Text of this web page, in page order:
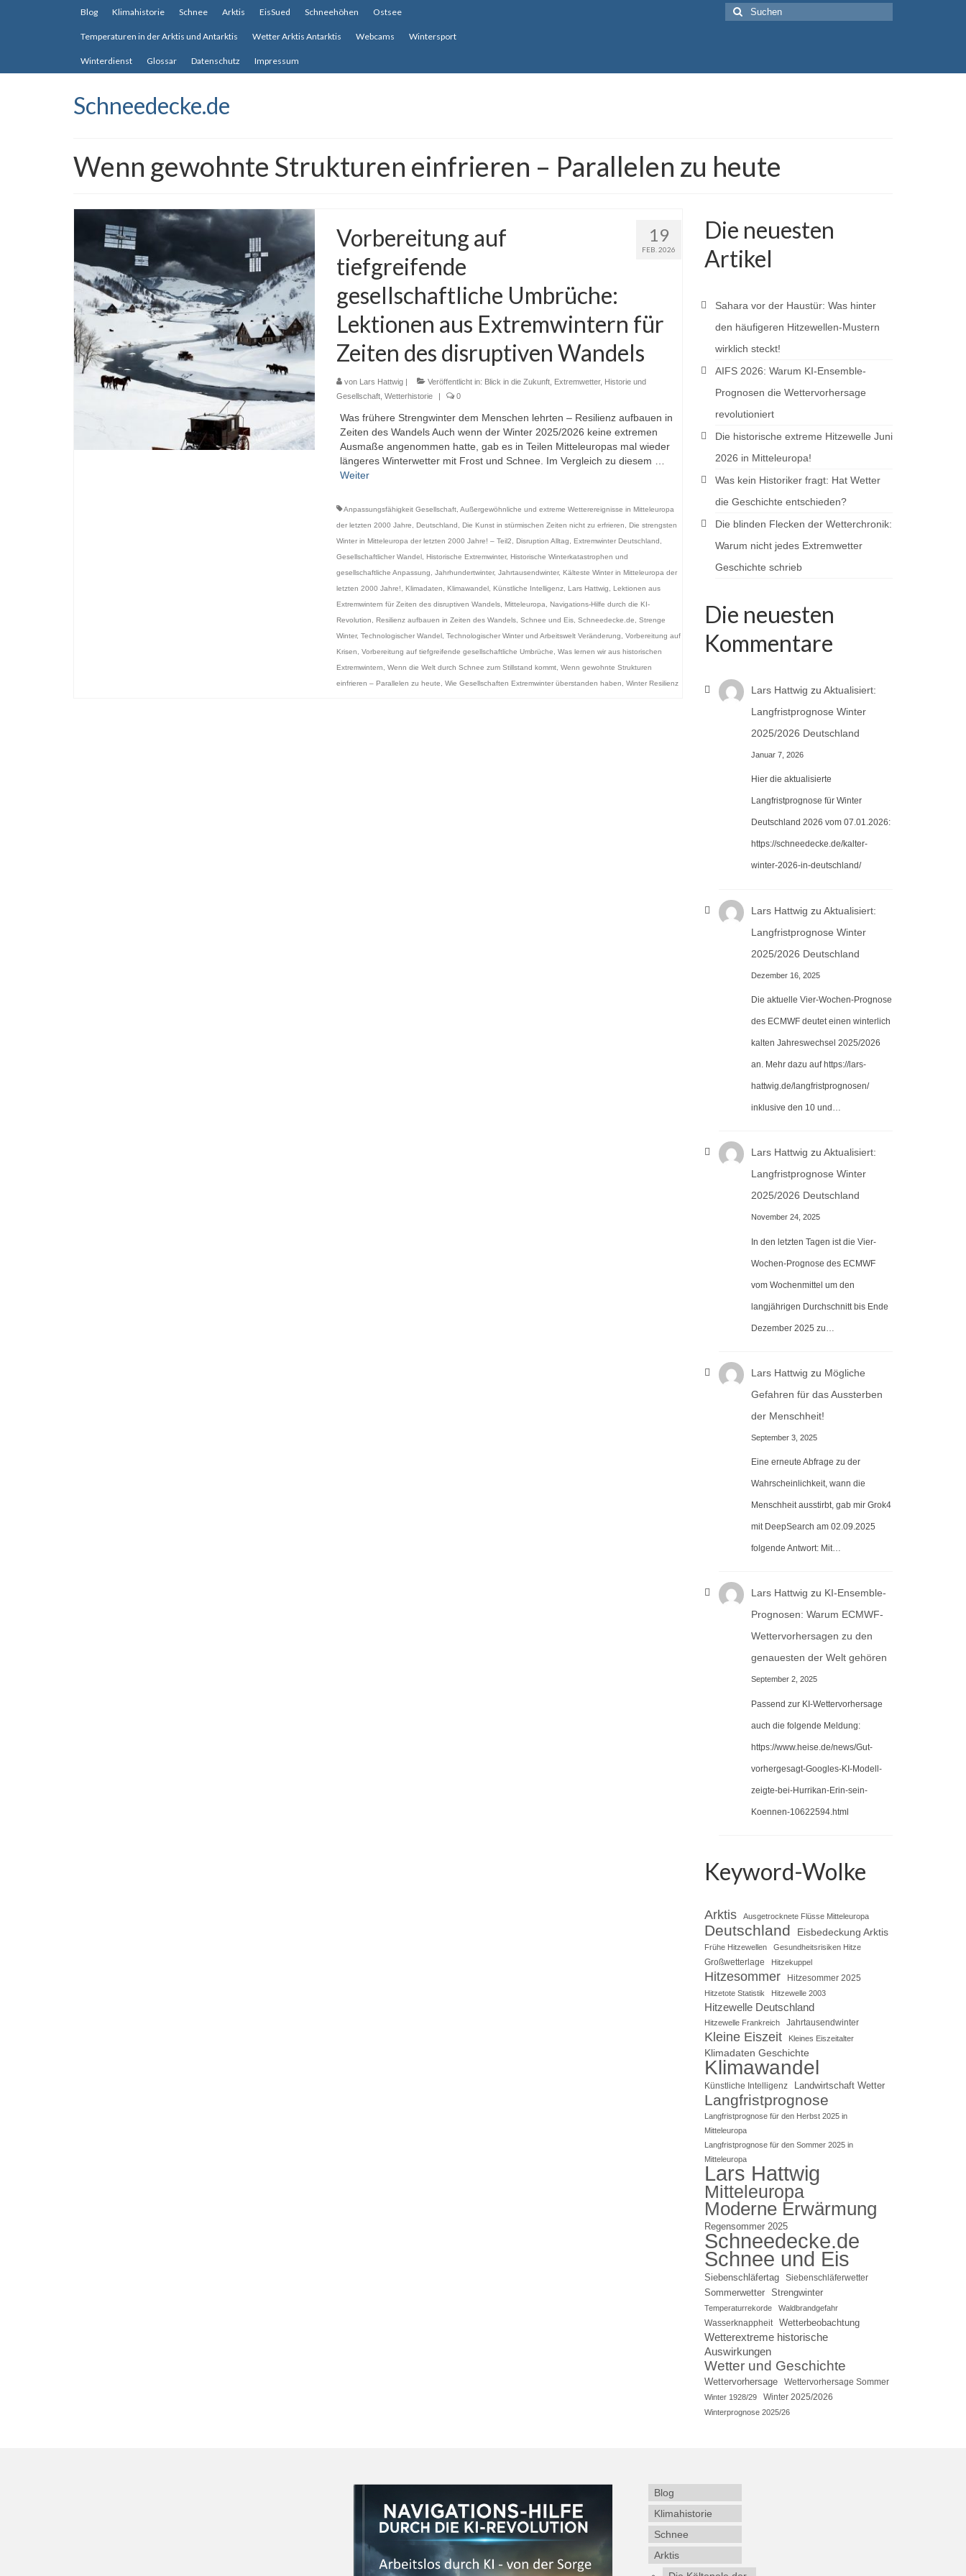
Blog Klimahistorie Schnee Arktis EisSued Schneehöhen Ostsee
Temperaturen in der Arktis und Antarktis Wetter Arktis Antarktis Webcams Wintersport
Winterdienst Glossar Datenschutz Impressum
Suche
nach:
Schneedecke.de
Wenn gewohnte Strukturen einfrieren – Parallelen zu heute
19
FEB. 2026
Vorbereitung auf
tiefgreifende
gesellschaftliche Umbrüche:
Lektionen aus Extremwintern für
Zeiten des disruptiven Wandels
von Lars Hattwig| Veröffentlicht in: Blick in die Zukunft, Extremwetter, Historie und
Gesellschaft, Wetterhistorie | 0
Was frühere Strengwinter dem Menschen lehrten – Resilienz aufbauen in
Zeiten des Wandels Auch wenn der Winter 2025/2026 keine extremen
Ausmaße angenommen hatte, gab es in Teilen Mitteleuropas mal wieder
längeres Winterwetter mit Frost und Schnee. Im Vergleich zu diesem …
Weiter
Anpassungsfähigkeit Gesellschaft, Außergewöhnliche und extreme Wetterereignisse in Mitteleuropa
der letzten 2000 Jahre
Deutschland Die Kunst in stürmischen Zeiten nicht zu erfrieren
Die strengsten
Winter in Mitteleuropa der letzten 2000 Jahre! – Teil2
Disruption Alltag Extremwinter Deutschland
Gesellschaftlicher Wandel, Historische Extremwinter, Historische Winterkatastrophen und
gesellschaftliche Anpassung
Jahrhundertwinter, Jahrtausendwinter, Kälteste Winter in Mitteleuropa der
letzten 2000 Jahre!
Klimadaten Klimawandel, Künstliche Intelligenz, Lars Hattwig
Lektionen aus
Extremwintern für Zeiten des disruptiven Wandels, Mitteleuropa
Navigations-Hilfe durch die KI-
Revolution
Resilienz aufbauen in Zeiten des Wandels, Schnee und Eis, Schneedecke.de
Strenge
Winter, Technologischer Wandel, Technologischer Winter und Arbeitswelt Veränderung
Vorbereitung auf
Krisen
Vorbereitung auf tiefgreifende gesellschaftliche Umbrüche
Was lernen wir aus historischen
Extremwintern
Wenn die Welt durch Schnee zum Stillstand kommt, Wenn gewohnte Strukturen
einfrieren – Parallelen zu heute
Wie Gesellschaften Extremwinter überstanden haben Winter Resilienz
Die neuesten
Artikel
Sahara vor der Haustür: Was hinter
den häufigeren Hitzewellen-Mustern
wirklich steckt!
AIFS 2026: Warum KI-Ensemble-
Prognosen die Wettervorhersage
revolutioniert
Die historische extreme Hitzewelle Juni
2026 in Mitteleuropa!
Was kein Historiker fragt: Hat Wetter
die Geschichte entschieden?
Die blinden Flecken der Wetterchronik:
Warum nicht jedes Extremwetter
Geschichte schrieb
Die neuesten
Kommentare
Lars Hattwig zu Aktualisiert:
Langfristprognose Winter
2025/2026 Deutschland
Januar 7, 2026
Hier die aktualisierte
Langfristprognose für Winter
Deutschland 2026 vom 07.01.2026:
https://schneedecke.de/kalter-
winter-2026-in-deutschland/
Lars Hattwig zu Aktualisiert:
Langfristprognose Winter
2025/2026 Deutschland
Dezember 16, 2025
Die aktuelle Vier-Wochen-Prognose
des ECMWF deutet einen winterlich
kalten Jahreswechsel 2025/2026
an. Mehr dazu auf https://lars-
hattwig.de/langfristprognosen/
inklusive den 10 und…
Lars Hattwig zu Aktualisiert:
Langfristprognose Winter
2025/2026 Deutschland
November 24, 2025
In den letzten Tagen ist die Vier-
Wochen-Prognose des ECMWF
vom Wochenmittel um den
langjährigen Durchschnitt bis Ende
Dezember 2025 zu…
Lars Hattwig zu Mögliche
Gefahren für das Aussterben
der Menschheit!
September 3, 2025
Eine erneute Abfrage zu der
Wahrscheinlichkeit, wann die
Menschheit ausstirbt, gab mir Grok4
mit DeepSearch am 02.09.2025
folgende Antwort: Mit…
Lars Hattwig zu KI-Ensemble-
Prognosen: Warum ECMWF-
Wettervorhersagen zu den
genauesten der Welt gehören
September 2, 2025
Passend zur KI-Wettervorhersage
auch die folgende Meldung:
https://www.heise.de/news/Gut-
vorhergesagt-Googles-KI-Modell-
zeigte-bei-Hurrikan-Erin-sein-
Koennen-10622594.html
Keyword-Wolke
Arktis Ausgetrocknete Flüsse Mitteleuropa
Deutschland Eisbedeckung Arktis
Frühe Hitzewellen Gesundheitsrisiken Hitze
Großwetterlage Hitzekuppel
Hitzesommer Hitzesommer 2025
Hitzetote Statistik Hitzewelle 2003
Hitzewelle Deutschland
Hitzewelle Frankreich Jahrtausendwinter
Kleine Eiszeit Kleines Eiszeitalter
Klimadaten Geschichte
Klimawandel
Künstliche Intelligenz Landwirtschaft Wetter
Langfristprognose
Langfristprognose für den Herbst 2025 in
Mitteleuropa
Langfristprognose für den Sommer 2025 in
Mitteleuropa
Lars Hattwig
Mitteleuropa
Moderne Erwärmung
Regensommer 2025
Schneedecke.de
Schnee und Eis
Siebenschläfertag Siebenschläferwetter
Sommerwetter Strengwinter
Temperaturrekorde Waldbrandgefahr
Wasserknappheit Wetterbeobachtung
Wetterextreme historische
Auswirkungen
Wetter und Geschichte
Wettervorhersage Wettervorhersage Sommer
Winter 1928/29 Winter 2025/2026
Winterprognose 2025/26
Blog
Klimahistorie
Schnee
Arktis